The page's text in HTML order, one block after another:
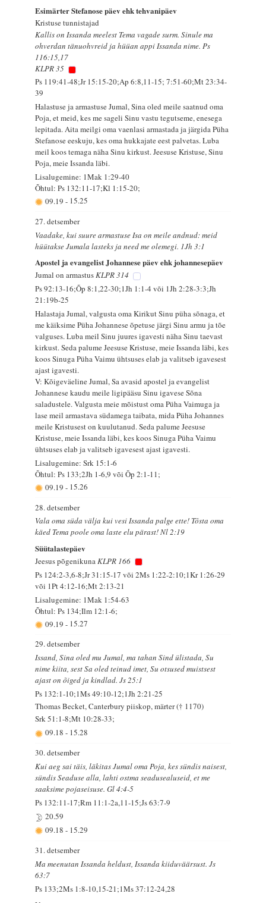
Esimärter Stefanose päev ehk tehvanipäev
Kristuse tunnistajad
Kallis on Issanda meelest Tema vagade surm. Sinule ma
ohverdan tänuohvreid ja hüüan appi Issanda nime. Ps
116:15,17
KLPR 35
Ps 119:41-48;Jr 15:15-20;Ap 6:8,11-15; 7:51-60;Mt 23:34-
39
Halastuse ja armastuse Jumal, Sina oled meile saatnud oma
Poja, et meid, kes me sageli Sinu vastu tegutseme, enesega
lepitada. Aita meilgi oma vaenlasi armastada ja järgida Püha
Stefanose eeskuju, kes oma hukkajate eest palvetas. Luba
meil koos temaga näha Sinu kirkust. Jeesuse Kristuse, Sinu
Poja, meie Issanda läbi.
Lisalugemine: 1Mak 1:29-40
Õhtul: Ps 132:11-17;Kl 1:15-20;
09.19- 15.25
27. detsember
Vaadake, kui suure armastuse Isa on meile andnud: meid
hüütakse Jumala lasteks ja need me olemegi. 1Jh 3:1
Apostel ja evangelist Johannese päev ehk johannesepäev
Jumal on armastusKLPR 314
Ps 92:13-16;Õp 8:1,22-30;1Jh 1:1-4 või 1Jh 2:28-3:3;Jh
21:19b-25
Halastaja Jumal, valgusta oma Kirikut Sinu püha sõnaga, et
me käiksime Püha Johannese õpetuse järgi Sinu armu ja tõe
valguses. Luba meil Sinu juures igavesti näha Sinu taevast
kirkust. Seda palume Jeesuse Kristuse, meie Issanda läbi, kes
koos Sinuga Püha Vaimu ühtsuses elab ja valitseb igavesest
ajast igavesti.
V: Kõigeväeline Jumal, Sa avasid apostel ja evangelist
Johannese kaudu meile ligipääsu Sinu igavese Sõna
saladustele. Valgusta meie mõistust oma Püha Vaimuga ja
lase meil armastava südamega taibata, mida Püha Johannes
meile Kristusest on kuulutanud. Seda palume Jeesuse
Kristuse, meie Issanda läbi, kes koos Sinuga Püha Vaimu
ühtsuses elab ja valitseb igavesest ajast igavesti.
Lisalugemine: Srk 15:1-6
Õhtul: Ps 133;2Jh 1-6,9 või Õp 2:1-11;
09.19- 15.26
28. detsember
Vala oma süda välja kui vesi Issanda palge ette! Tõsta oma
käed Tema poole oma laste elu pärast! Nl 2:19
Süütalastepäev
Jeesus põgenikunaKLPR 166
Ps 124:2-3,6-8;Jr 31:15-17 või 2Ms 1:22-2:10;1Kr 1:26-29
või 1Pt 4:12-16;Mt 2:13-21
Lisalugemine: 1Mak 1:54-63
Õhtul: Ps 134;Ilm 12:1-6;
09.19- 15.27
29. detsember
Issand, Sina oled mu Jumal, ma tahan Sind ülistada, Su
nime kiita, sest Sa oled teinud imet, Su otsused muistsest
ajast on õiged ja kindlad. Js 25:1
Ps 132:1-10;1Ms 49:10-12;1Jh 2:21-25
Thomas Becket, Canterbury piiskop, märter († 1170)
Srk 51:1-8;Mt 10:28-33;
09.18- 15.28
30. detsember
Kui aeg sai täis, läkitas Jumal oma Poja, kes sündis naisest,
sündis Seaduse alla, lahti ostma seadusealuseid, et me
saaksime pojaseisuse. Gl 4:4-5
Ps 132:11-17;Rm 11:1-2a,11-15;Js 63:7-9
20.59
09.18- 15.29
31. detsember
Ma meenutan Issanda heldust, Issanda kiiduväärsust. Js
63:7
Ps 133;2Ms 1:8-10,15-21;1Ms 37:12-24,28